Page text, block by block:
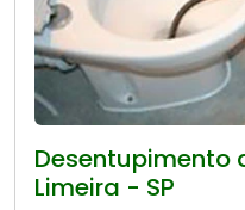
Desentupimento
Limeira - SP